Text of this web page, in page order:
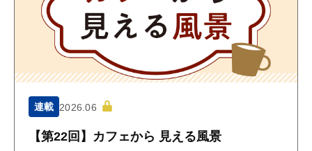
連載 2026.06
【第22回】カフェから 見える風景